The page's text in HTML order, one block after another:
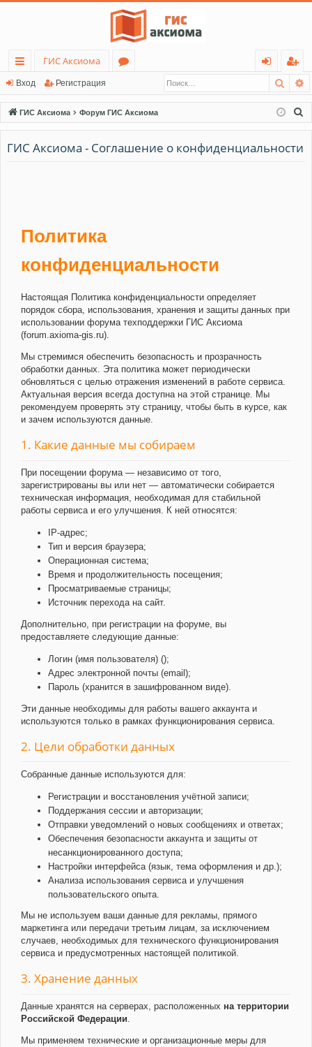
с
ы
лк
и
ГИС Аксиома
ру
м
ы
д
ег
ис
тр
ац
Вход Регистрация
ГИС Аксиома Форум ГИС Аксиома
ГИС Аксиома - Соглашение о конфиденциальности
Политика
конфиденциальности
Настоящая Политика конфиденциальности определяет
порядок сбора, использования, хранения и защиты данных при
использовании форума техподдержки ГИС Аксиома
(forum.axioma-gis.ru).
Мы стремимся обеспечить безопасность и прозрачность
обработки данных. Эта политика может периодически
обновляться с целью отражения изменений в работе сервиса.
Актуальная версия всегда доступна на этой странице. Мы
рекомендуем проверять эту страницу, чтобы быть в курсе, как
и зачем используются данные.
1. Какие данные мы собираем
При посещении форума — независимо от того,
зарегистрированы вы или нет — автоматически собирается
техническая информация, необходимая для стабильной
работы сервиса и его улучшения. К ней относятся:
IP-адрес;
Тип и версия браузера;
Операционная система;
Время и продолжительность посещения;
Просматриваемые страницы;
Источник перехода на сайт.
Дополнительно, при регистрации на форуме, вы
предоставляете следующие данные:
Логин (имя пользователя) ();
Адрес электронной почты (email);
Пароль (хранится в зашифрованном виде).
Эти данные необходимы для работы вашего аккаунта и
используются только в рамках функционирования сервиса.
2. Цели обработки данных
Собранные данные используются для:
Регистрации и восстановления учётной записи;
Поддержания сессии и авторизации;
Отправки уведомлений о новых сообщениях и ответах;
Обеспечения безопасности аккаунта и защиты от
несанкционированного доступа;
Настройки интерфейса (язык, тема оформления и др.);
Анализа использования сервиса и улучшения
пользовательского опыта.
Мы не используем ваши данные для рекламы, прямого
маркетинга или передачи третьим лицам, за исключением
случаев, необходимых для технического функционирования
сервиса и предусмотренных настоящей политикой.
3. Хранение данных
Данные хранятся на серверах, расположенных на территории
Российской Федерации.
Мы применяем технические и организационные меры для